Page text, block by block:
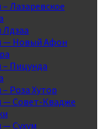
Лазаревское
Лдзаа
— Новый Афон
– Пицунда
Роза Хутор
— Совет-Квадже
— Сухум